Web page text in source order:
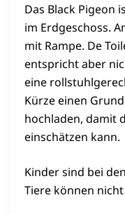
Das Black Pigeon
im Erdgeschoss.
mit Rampe. De
entspricht aber
eine
Kürze einen
hochladen, damit
einschätzen kann.
Kinder sind bei
Tiere können